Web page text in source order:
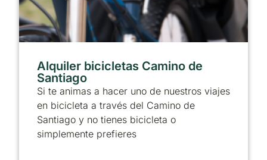
Alquiler bicicletas Camino de
Santiago
Si te animas a hacer uno de nuestros viajes
en bicicleta a través del Camino de
Santiago y no tienes bicicleta o
simplemente prefieres